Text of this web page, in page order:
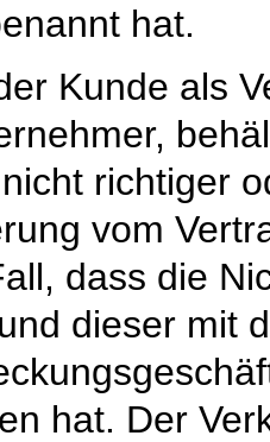
hat.
Kunde als
richtiger
vom
dass die
dieser mit
hat. Der